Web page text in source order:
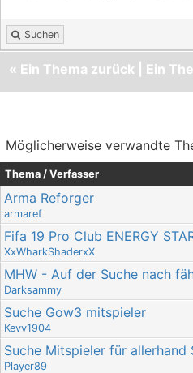
Suchen
« Ein Thema zurück Ein
Möglicherweise verwandte
Thema / Verfasser
Arma Reforger
armaref
Fifa 19 Pro Club ENERGY
XxWharkShaderxX
MHW - Auf der Suche nach
Darksammy
Suche Gow3 mitspieler
Kevv1904
Suche Mitspieler für allerhand
Player89